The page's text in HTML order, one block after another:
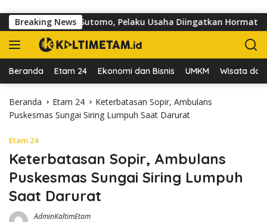
Breaking News
Jalan dr Sutomo, Pelaku Usaha Diingatkan Hormati Hak
Beranda Etam 24 Ekonomi dan Bisnis UMKM Wisata dan
Beranda Etam 24
Keterbatasan Sopir, Ambulans
Puskesmas Sungai Siring Lumpuh Saat Darurat
Etam 24
Keterbatasan Sopir, Ambulans
Puskesmas Sungai Siring Lumpuh
Saat Darurat
AdminKaltimEtam